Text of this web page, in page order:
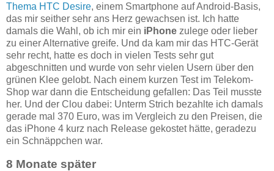
Thema HTC Desire, einem Smartphone auf Android-Basis,
das mir seither sehr ans Herz gewachsen ist. Ich hatte
damals die Wahl, ob ich mir ein iPhone zulege oder lieber
zu einer Alternative greife. Und da kam mir das HTC-Gerät
sehr recht, hatte es doch in vielen Tests sehr gut
abgeschnitten und wurde von sehr vielen Usern über den
grünen Klee gelobt. Nach einem kurzen Test im Telekom-
Shop war dann die Entscheidung gefallen: Das Teil musste
her. Und der Clou dabei: Unterm Strich bezahlte ich damals
gerade mal 370 Euro, was im Vergleich zu den Preisen, die
das iPhone 4 kurz nach Release gekostet hätte, geradezu
ein Schnäppchen war.
8 Monate später